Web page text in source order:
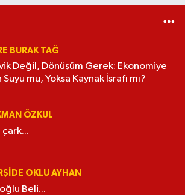
BURAK TAĞ
Değil, Dönüşüm Gerek: Ekonomiye
Suyu mu, Yoksa Kaynak İsrafı mı?
ÖZKUL
çark...
OKLU AYHAN
Beli...